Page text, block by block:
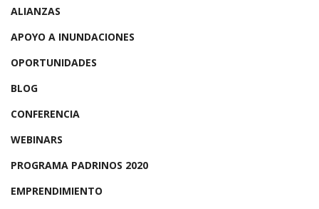
ALIANZAS
APOYO A INUNDACIONES
OPORTUNIDADES
BLOG
CONFERENCIA
WEBINARS
PROGRAMA PADRINOS 2020
EMPRENDIMIENTO